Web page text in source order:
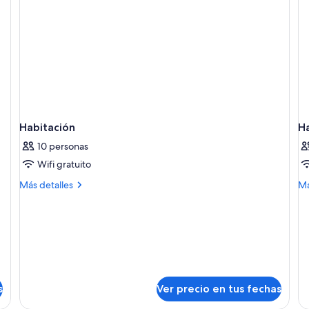
Habitación
10 personas
Wifi gratuito
Más detalles
Más
Ver precio en tus fechas